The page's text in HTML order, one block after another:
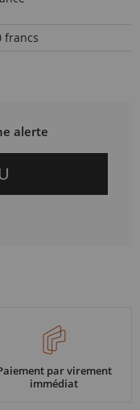
francs
alerte
par virement
immédiat